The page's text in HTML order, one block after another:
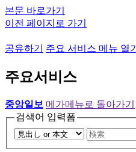
본문 바로가기
이전 페이지로 가기
공유하기 주요 서비스 메뉴 열기
주요서비스
중앙일보 메가메뉴로 돌아가기
검색어 입력폼